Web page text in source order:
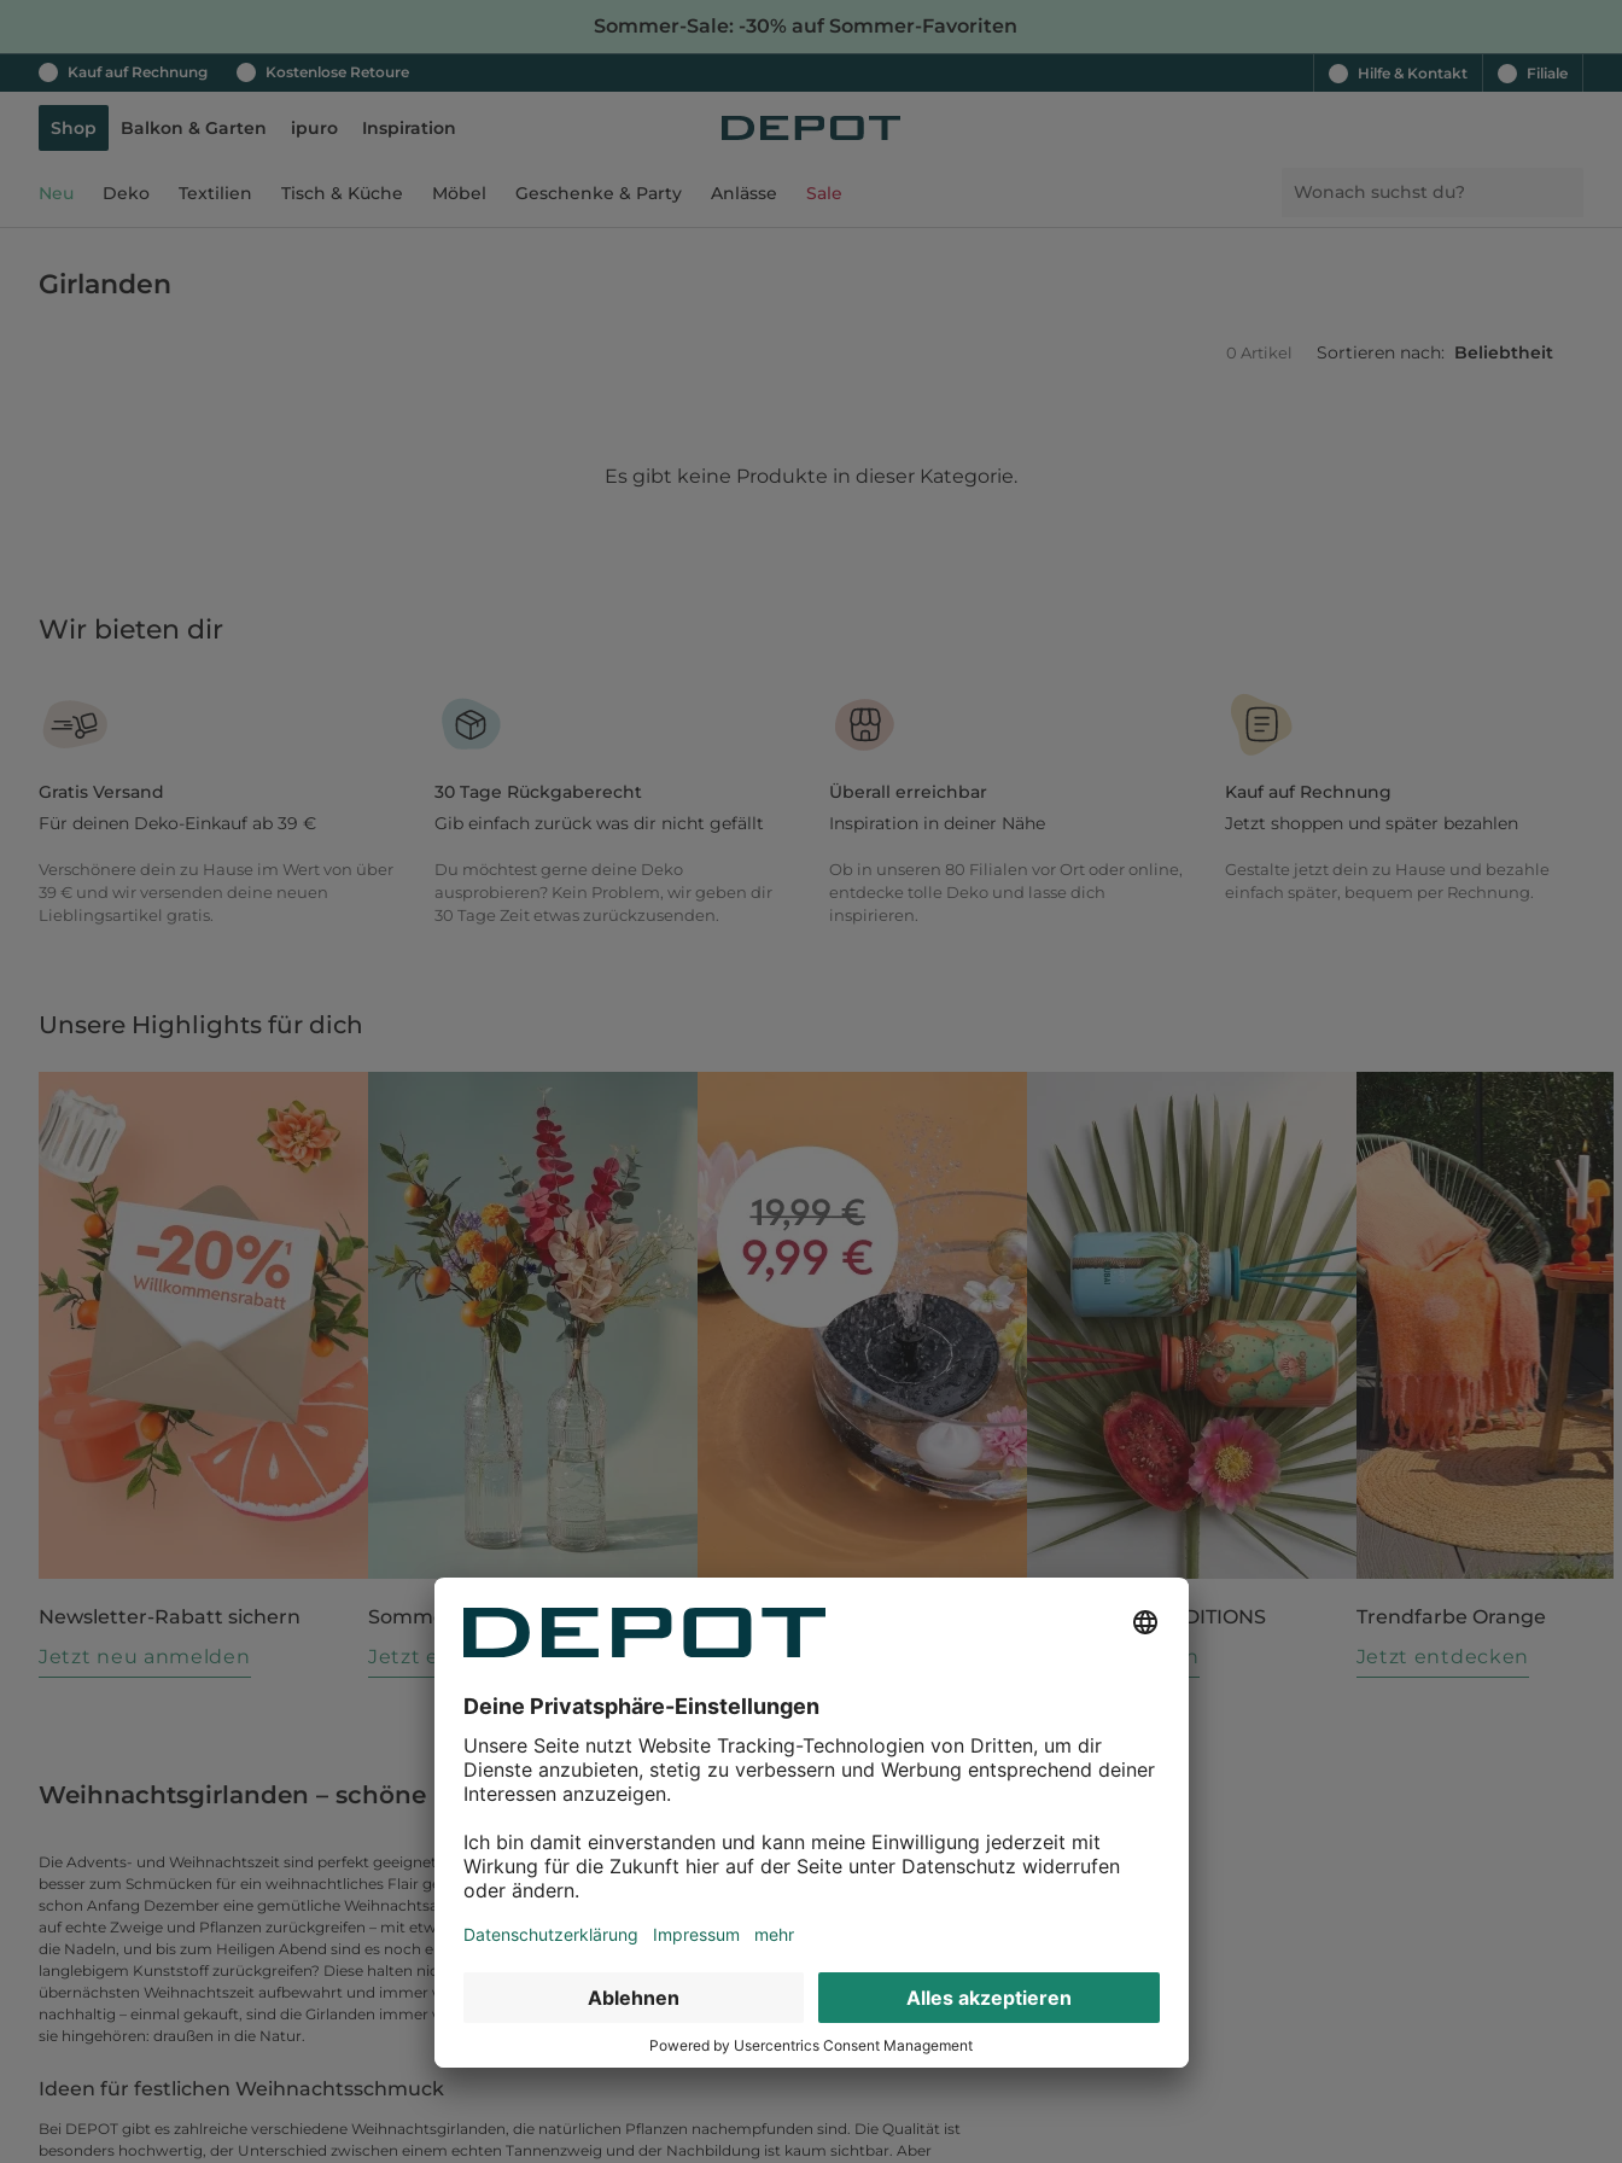
Sommer-Sale: -30% auf Sommer-Favoriten
Kauf auf Rechnung Kostenlose Retoure Hilfe & Kontakt Filiale
Shop Balkon & Garten ipuro Inspiration
Neu Deko Textilien Tisch & Küche Möbel Geschenke & Party Anlässe Sale
Girlanden
0 Artikel Sortieren nach: Beliebtheit
Es gibt keine Produkte in dieser Kategorie.
Wir bieten dir
Gratis Versand
Für deinen Deko-Einkauf ab 39 €
Verschönere dein zu Hause im Wert von über
39 € und wir versenden deine neuen
Lieblingsartikel gratis.
30 Tage Rückgaberecht
Gib einfach zurück was dir nicht gefällt
Du möchtest gerne deine Deko
ausprobieren? Kein Problem, wir geben dir
30 Tage Zeit etwas zurückzusenden.
Überall erreichbar
Inspiration in deiner Nähe
Ob in unseren 80 Filialen vor Ort oder online,
entdecke tolle Deko und lasse dich
inspirieren.
Kauf auf Rechnung
Jetzt shoppen und später bezahlen
Gestalte jetzt dein zu Hause und bezahle
einfach später, bequem per Rechnung.
Unsere Highlights für dich
Newsletter-Rabatt sichern
Jetzt neu anmelden
Sommer in Blüte
Jetzt entdecken
Unser Sommerliebling im SALE
Jetzt sparen
ipuro LIMITED EDITIONS
Jetzt entdecken
Trendfarbe Orange
Jetzt entdecken
Weihnachtsgirlanden – schöne Dekoration für die Weihnachtszeit
Die Advents- und Weihnachtszeit sind perfekt geeignet, um die eigenen vier Wände stimmungsvoll zu schmücken. Und was ist
besser zum Schmücken für ein weihnachtliches Flair geeignet, als Tannen- oder Mistelzweige sowie Pflanzengirlanden! Wer
schon Anfang Dezember eine gemütliche Weihnachtsatmosphäre ins eigene Zuhause zaubern will, der sollte aber lieber nicht
auf echte Zweige und Pflanzen zurückgreifen – mit etwas Pech verlieren Tannenkränze und -girlanden in der Wärme schon bald
die Nadeln, und bis zum Heiligen Abend sind es noch ein paar Tage hin. Warum also nicht lieber auf Weihnachtsgirlanden aus
langlebigem Kunststoff zurückgreifen? Diese halten nicht nur in dieser Saison, sondern können auch bis zur nächsten und
übernächsten Weihnachtszeit aufbewahrt und immer wieder zum Schmücken hervorgeholt werden. Das ist auch besonders
nachhaltig – einmal gekauft, sind die Girlanden immer wieder verwendbar und echte Zweige und Pflanzen dürfen da bleiben, wo
sie hingehören: draußen in die Natur.
Ideen für festlichen Weihnachtsschmuck
Bei DEPOT gibt es zahlreiche verschiedene Weihnachtsgirlanden, die natürlichen Pflanzen nachempfunden sind. Die Qualität ist
besonders hochwertig, der Unterschied zwischen einem echten Tannenzweig und der Nachbildung ist kaum sichtbar. Aber